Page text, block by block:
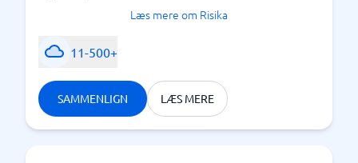
Læs mere om Risika
11-500+
SAMMENLIGN LÆS MERE